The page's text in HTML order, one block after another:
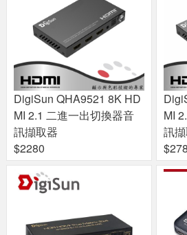
DigiSun QHA9521 8K HD
MI 2.1 二進一出切換器音
訊擷取器
$2280
MI
訊